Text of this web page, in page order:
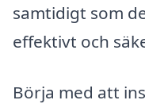
samtidigt som
effektivt och
Börja med att